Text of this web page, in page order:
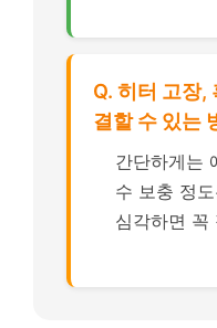
Q. 히터 고장,
결할 수 있는
간단하게는
수 보충 정
심각하면 꼭